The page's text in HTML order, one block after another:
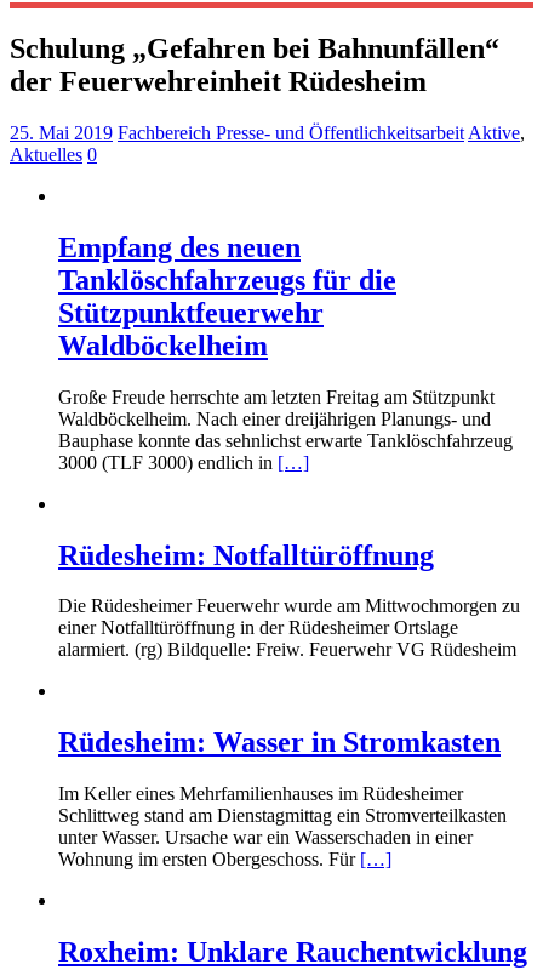
Schulung „Gefahren bei Bahnunfällen“
der Feuerwehreinheit Rüdesheim
25. Mai 2019 Fachbereich Presse- und Öffentlichkeitsarbeit Aktive,
Aktuelles 0
Empfang des neuen
Tanklöschfahrzeugs für die
Stützpunktfeuerwehr
Waldböckelheim
Große Freude herrschte am letzten Freitag am Stützpunkt
Waldböckelheim. Nach einer dreijährigen Planungs- und
Bauphase konnte das sehnlichst erwarte Tanklöschfahrzeug
3000 (TLF 3000) endlich in […]
Rüdesheim: Notfalltüröffnung
Die Rüdesheimer Feuerwehr wurde am Mittwochmorgen zu
einer Notfalltüröffnung in der Rüdesheimer Ortslage
alarmiert. (rg) Bildquelle: Freiw. Feuerwehr VG Rüdesheim
Rüdesheim: Wasser in Stromkasten
Im Keller eines Mehrfamilienhauses im Rüdesheimer
Schlittweg stand am Dienstagmittag ein Stromverteilkasten
unter Wasser. Ursache war ein Wasserschaden in einer
Wohnung im ersten Obergeschoss. Für […]
Roxheim: Unklare Rauchentwicklung